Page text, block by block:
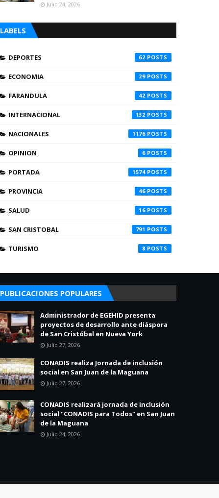
Julio 24, 2026
LABELS
DEPORTES 62
ECONOMIA 29
FARANDULA 42
INTERNACIONAL 132
NACIONALES 1176
OPINION 6
PORTADA 1574
PROVINCIA 46
SALUD 16
SAN CRISTOBAL 791
TURISMO 8
PUBLICACIONES POPULARES
Administrador de EGEHID presenta
proyectos de desarrollo ante diáspora
de San Cristóbal en Nueva York
Julio 27, 2026
CONADIS realiza Jornada de inclusión
social en San Juan de la Maguana
Julio 27, 2026
CONADIS realizará jornada de inclusión
social "CONADIS para Todos" en San Juan
de la Maguana
Julio 24, 2026